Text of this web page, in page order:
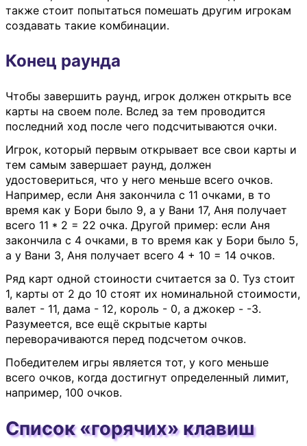
также стоит попытаться помешать другим игрокам
создавать такие комбинации.
Конец раунда
Чтобы завершить раунд, игрок должен открыть все
карты на своем поле. Вслед за тем проводится
последний ход после чего подсчитываются очки.
Игрок, который первым открывает все свои карты и
тем самым завершает раунд, должен
удостовериться, что у него меньше всего очков.
Например, если Аня закончила с 11 очками, в то
время как у Бори было 9, а у Вани 17, Аня получает
всего 11 * 2 = 22 очка. Другой пример: если Аня
закончила с 4 очками, в то время как у Бори было 5,
а у Вани 3, Аня получает всего 4 + 10 = 14 очков.
Ряд карт одной стоиности считается за 0. Туз стоит
1, карты от 2 до 10 стоят их номинальной стоимости,
валет - 11, дама - 12, король - 0, а джокер - -3.
Разумеется, все ещё скрытые карты
переворачиваются перед подсчетом очков.
Победителем игры является тот, у кого меньше
всего очков, когда достигнут определенный лимит,
например, 100 очков.
Список «горячих» клавиш